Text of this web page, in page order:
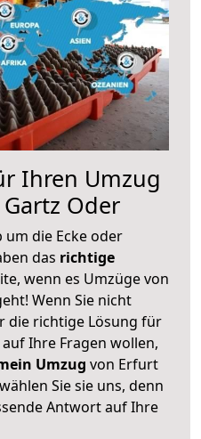
Ihren Umzug
Oder
um die Ecke oder
das richtige
wenn es Umzüge von
Wenn Sie nicht
die richtige Lösung für
Ihre Fragen wollen,
Umzug von Erfurt
Sie sie uns, denn
Antwort auf Ihre